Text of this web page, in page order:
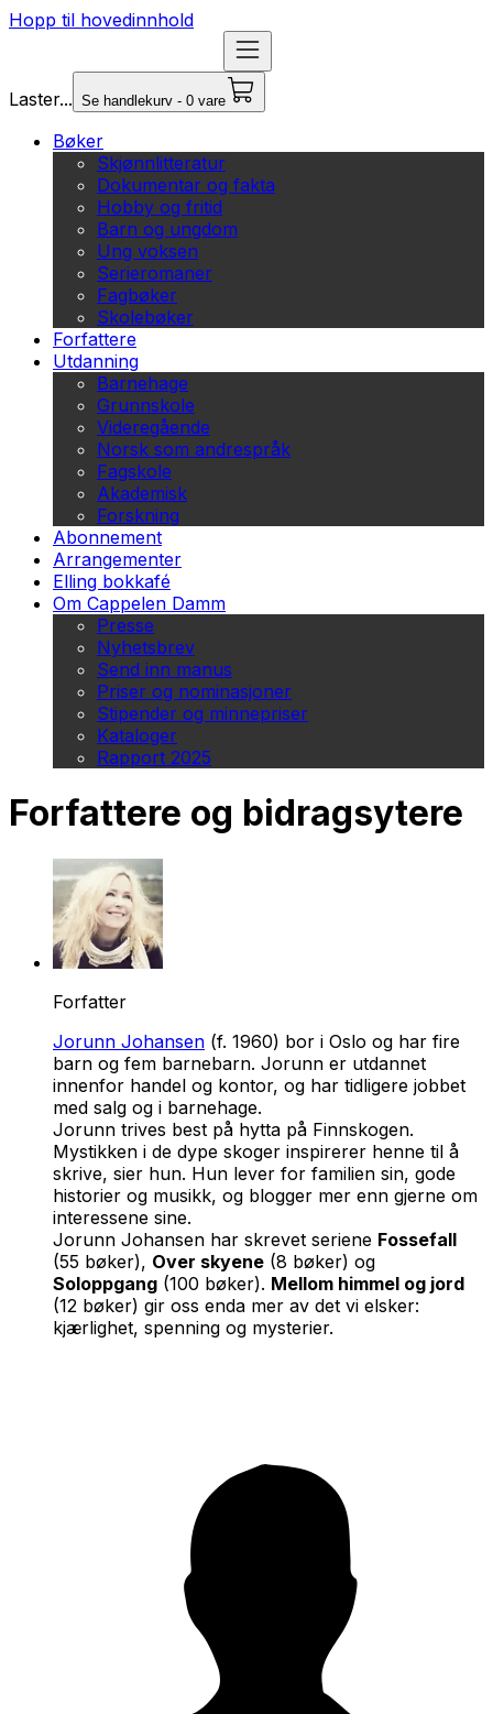
Hopp til hovedinnhold
Laster... Se handlekurv - 0 vare
Bøker
Skjønnlitteratur
Dokumentar og fakta
Hobby og fritid
Barn og ungdom
Ung voksen
Serieromaner
Fagbøker
Skolebøker
Forfattere
Utdanning
Barnehage
Grunnskole
Videregående
Norsk som andrespråk
Fagskole
Akademisk
Forskning
Abonnement
Arrangementer
Elling bokkafé
Om Cappelen Damm
Presse
Nyhetsbrev
Send inn manus
Priser og nominasjoner
Stipender og minnepriser
Kataloger
Rapport 2025
Forfattere og bidragsytere
Forfatter
Jorunn Johansen (f. 1960) bor i Oslo og har fire
barn og fem barnebarn. Jorunn er utdannet
innenfor handel og kontor, og har tidligere jobbet
med salg og i barnehage.
Jorunn trives best på hytta på Finnskogen.
Mystikken i de dype skoger inspirerer henne til å
skrive, sier hun. Hun lever for familien sin, gode
historier og musikk, og blogger mer enn gjerne om
interessene sine.
Jorunn Johansen har skrevet seriene Fossefall
(55 bøker), Over skyene (8 bøker) og
Soloppgang (100 bøker). Mellom himmel og jord
(12 bøker) gir oss enda mer av det vi elsker:
kjærlighet, spenning og mysterier.